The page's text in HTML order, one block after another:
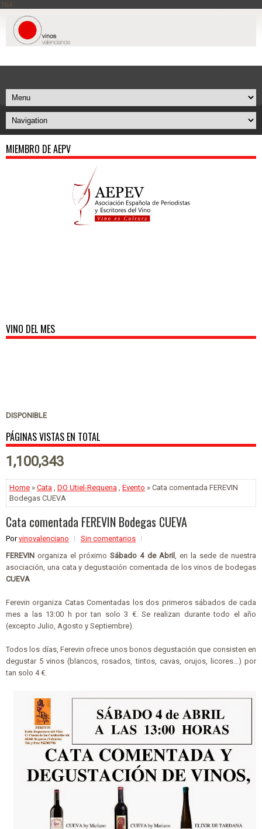
164
MIEMBRO DE AEPV
VINO DEL MES
DISPONIBLE
PÁGINAS VISTAS EN TOTAL
1,100,343
Home » Cata DO Utiel-Requena Evento » Cata comentada FEREVIN
Bodegas CUEVA
Cata comentada FEREVIN Bodegas CUEVA
Porvinovalenciano
Sin comentarios
FEREVIN organiza el próximoSábado4de Abril, en la sede de nuestra
asociación, una cata y degustación comentada de losvinos de bodegas
CUEVA
Ferevin organiza Catas Comentadas los dos primeros sábados de cada
mes a las 13:00 h por tan solo 3 €. Se realizan durante todo el año
(excepto Julio, Agosto y Septiembre).
Todos los días, Ferevin ofrece unos bonos degustación que consisten en
degustar 5 vinos (blancos, rosados, tintos, cavas, orujos, licores...) por
tan solo 4 €.